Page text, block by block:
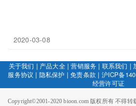
2020-03-08
关于我们 | 产品大全|营销服务 | 联系我们 |
服务协议 | 隐私保护 |免责条款 | 沪ICP备
经营许可证
Copyright©2001-2020 bioon.com 版权所有 不得转